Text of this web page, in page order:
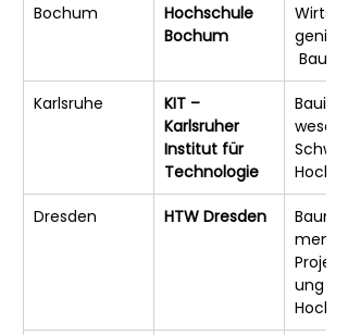
Bochum
Hochschule
Bochum
Bau,
Karlsruhe
KIT –
Karlsruher
Institut für
Technologie
wesen
Dresden HTW Dresden
ment
ung im